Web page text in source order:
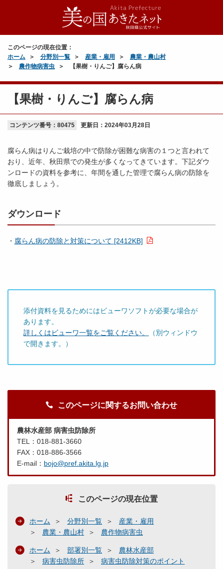
このページの現在位置：
ホーム
分野別一覧 産業・雇用
農業・農山村
農作物病害虫
【果樹・りんご】腐らん病
【果樹・りんご】腐らん病
コンテンツ番号：80475 更新日： 2024年03月28日
腐らん病はりんご栽培の中で防除が困難な病害の１つと言われて
おり、近年、秋田県での発生が多くなってきています。下記ダウ
ンロードの資料を参考に、年間を通した管理で腐らん病の防除を
徹底しましょう。
ダウンロード
・ 腐らん病の防除と対策について [2412KB]
添付資料を見るためにはビューワソフトが必要な場合が
あります。
詳しくはビューワ一覧をご覧ください。
（別ウィンドウ
で開きます。）
このページに関するお問い合わせ
農林水産部 病害虫防除所
TEL：018-881-3660
FAX：018-886-3566
E-mail： bojo@pref.akita.lg.jp
このページの現在位置
ホーム 分野別一覧
産業・雇用
農業・農山村
農作物病害虫
ホーム 部署別一覧
農林水産部
病害虫防除所
病害虫防除対策のポイント